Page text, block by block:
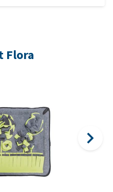
Flora